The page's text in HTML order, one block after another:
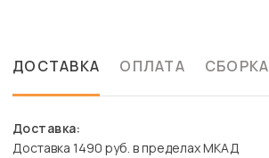
ДОСТАВКА ОПЛАТА СБОРКА
Доставка:
Доставка 1490 руб. в пределах МКАД